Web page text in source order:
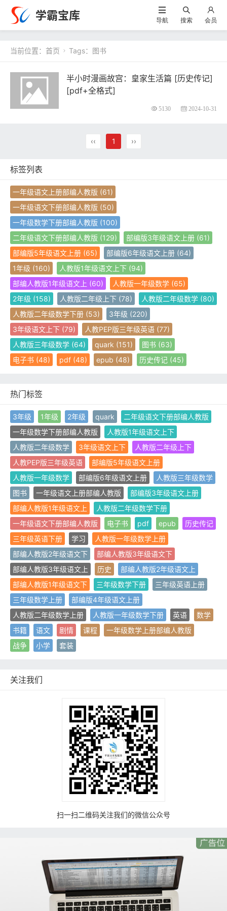
学霸宝库 导航 搜索 会员
当前位置： 首页  Tags：图书
半小时漫画故宫：皇家生活篇 [ 历史传记]
[pdf+全格式]
5130 2024-10-31
‹‹ 1 ››
标签列表
一年级语文上册部编人教版 (61)
一年级语文下册部编人教版 (50)
一年级数学下册部编人教版 (100)
二年级语文下册部编人教版 (129) 部编版3年级语文上册 (61)
部编版5年级语文上册(65) 部编版6年级语文上册 (64)
1年级 (160) 人教版1年级语文上下 (94)
部编人教版1年级语文上 (60) 人教版一年级数学 (65)
2年级 (158) 人教版二年级上下 (78) 人教版二年级数学 (80)
人教版二年级数学下册(53) 3年级 (220)
3年级语文上下(79) 人教PEP版三年级英语 (77)
人教版三年级数学(64) quark (151) 图书 (63)
电子书(48) pdf (48) epub (48) 历史传记 (45)
热门标签
3年级 1年级 2年级 quark
二年级语文下册部编人教版
一年级数学下册部编人教版
人教版1年级语文上下
人教版二年级数学
3年级语文上下
人教版二年级上下
人教PEP版三年级英语
部编版5年级语文上册
人教版一年级数学
部编版6年级语文上册
人教版三年级数学
图书
一年级语文上册部编人教版
部编版3年级语文上册
部编人教版1年级语文上
人教版二年级数学下册
一年级语文下册部编人教版
电子书 pdf epub
历史传记
三年级英语下册
学习
人教版一年级数学上册
部编人教版2年级语文下
部编人教版3年级语文下
部编人教版3年级语文上
历史
部编人教版2年级语文上
部编人教版1年级语文下
三年级数学下册
三年级英语上册
三年级数学上册
部编版4年级语文上册
人教版二年级数学上册
人教版一年级数学下册 英语
数学
书籍
语文 剧情 课程
一年级数学上册部编人教版
战争
小学 套装
关注我们
扫一扫二维码关注我们的微信公众号